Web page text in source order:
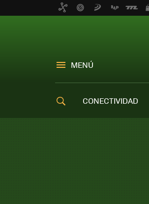
MENÚ
CONECTIVIDAD